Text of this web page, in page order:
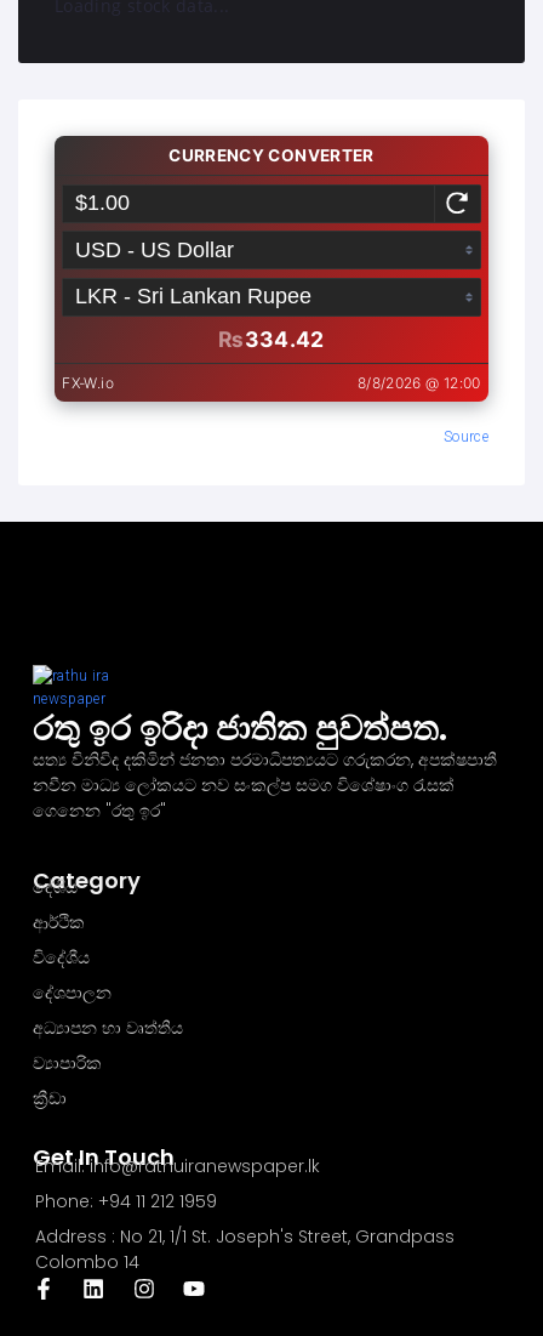
Loading stock data...
Source
රතු ඉර ඉරිදා ජාතික පුවත්පත.
සත්‍ය විනිවිද දකිමින් ජනතා පරමාධිපත්‍යයට ගරුකරන, අපක්ෂපාතී
නවීන මාධ්‍ය ලෝකයට නව සංකල්ප සමග විශේෂාංග රැසක්
ගෙනෙන "රතු ඉර"
Get In Touch
Email: info@rathuiranewspaper.lk
Phone: +94 11 212 1959
Address : No 21, 1/1 St. Joseph's Street, Grandpass
Colombo 14
Category
දේශීය
ආර්ථික
විදේශීය
දේශපාලන
අධ්‍යාපන හා වෘත්තීය
ව්‍යාපාරික
ක්‍රීඩා